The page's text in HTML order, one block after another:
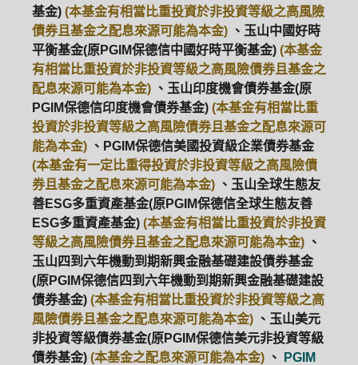
基金) (本基金有相當比重投資於非投資等級之高風險
債券且基金之配息來源可能為本金) 、玉山中國好時
平衡基金(原PGIM保德信中國好時平衡基金) (本基金
有相當比重投資於非投資等級之高風險債券且基金之
配息來源可能為本金) 、玉山印度機會債券基金(原
PGIM保德信印度機會債券基金) (本基金有相當比重
投資於非投資等級之高風險債券且基金之配息來源可
能為本金) 、PGIM保德信美國投資級企業債券基金
(本基金有一定比重得投資於非投資等級之高風險債
券且基金之配息來源可能為本金) 、玉山全球生態友
善ESG多重資產基金(原PGIM保德信全球生態友善
ESG多重資產基金) (本基金有相當比重投資於非投資
等級之高風險債券且基金之配息來源可能為本金) 、
玉山四到六年機動到期新興金融基礎建設債券基金
(原PGIM保德信四到六年機動到期新興金融基礎建設
債券基金) (本基金有相當比重投資於非投資等級之高
風險債券且基金之配息來源可能為本金) 、玉山美元
非投資等級債券基金(原PGIM保德信美元非投資等級
債券基金) (本基金之配息來源可能為本金) 、
PGIM